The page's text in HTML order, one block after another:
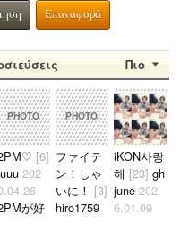
Επαναφορά
人の男ですが2pmのぺんです。
Πιο
PHOTO
[6]
202
が好
PHOTO
ファイテ
ン！しゃ
いに！ [3]
hiro1759
iKON사랑
해 [23] gh
june202
6.01.09